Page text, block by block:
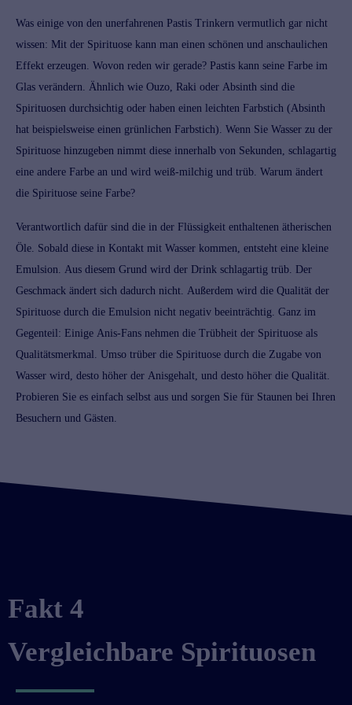
Was einige von den unerfahrenen Pastis Trinkern vermutlich gar nicht
wissen: Mit der Spirituose kann man einen schönen und anschaulichen
Effekt erzeugen. Wovon reden wir gerade? Pastis kann seine Farbe im
Glas verändern. Ähnlich wie Ouzo Raki oder Absinth sind die
Spirituosen durchsichtig oder haben einen leichten Farbstich (Absinth
hat beispielsweise einen grünlichen Farbstich). Wenn Sie Wasser zu der
Spirituose hinzugeben nimmt diese innerhalb von Sekunden, schlagartig
eine andere Farbe an und wird weiß-milchig und trüb. Warum ändert
die Spirituose seine Farbe?
Verantwortlich dafür sind die in der Flüssigkeit enthaltenen ätherischen
Öle. Sobald diese in Kontakt mit Wasser kommen, entsteht eine kleine
Emulsion. Aus diesem Grund wird der Drink schlagartig trüb. Der
Geschmack ändert sich dadurch nicht. Außerdem wird die Qualität der
Spirituose durch die Emulsion nicht negativ beeinträchtig. Ganz im
Gegenteil: Einige Anis-Fans nehmen die Trübheit der Spirituose als
Qualitätsmerkmal. Umso trüber die Spirituose durch die Zugabe von
Wasser wird, desto höher der Anisgehalt, und desto höher die Qualität.
Probieren Sie es einfach selbst aus und sorgen Sie für Staunen bei Ihren
Besuchern und Gästen.
Fakt 4
Vergleichbare Spirituosen